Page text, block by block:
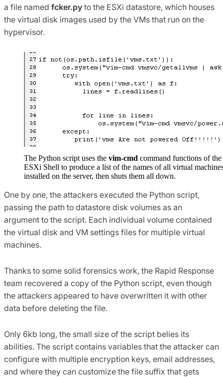
a file named fcker.py to the ESXi datastore, which houses
the virtual disk images used by the VMs that run on the
hypervisor.
The Python script uses the vim-cmd command functions of the
ESXi Shell to produce a list of the names of all virtual
installed on the server, then shuts them all down.
One by one, the attackers executed the Python script,
passing the path to datastore disk volumes as an
argument to the script. Each individual volume contained
the virtual disk and VM settings files for multiple virtual
machines.
Thanks to some solid forensics work, the Rapid Response
team recovered a copy of the Python script, even though
the attackers appeared to have overwritten it with other
data before deleting the file.
Only 6kb long, the small size of the script belies its
abilities. The script contains variables that the attacker can
configure with multiple encryption keys, email addresses,
and where they can customize the file suffix that gets